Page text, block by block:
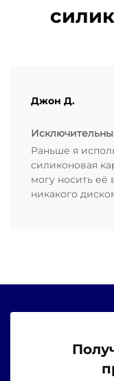
Джон Д.
Раньше я
силиконовая
могу носить её
никакого